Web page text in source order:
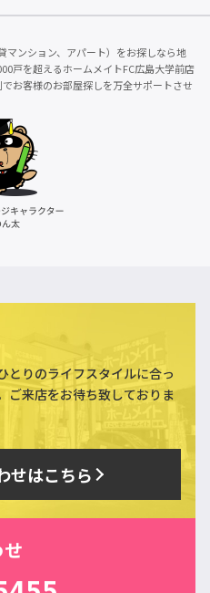
マンション、アパート）をお探しなら地
戸を超えるホームメイトFC広島大学前店
お客様のお部屋探しを万全サポートさせ
とりのライフスタイルに合っ
ご来店をお待ち致しておりま
せはこちら